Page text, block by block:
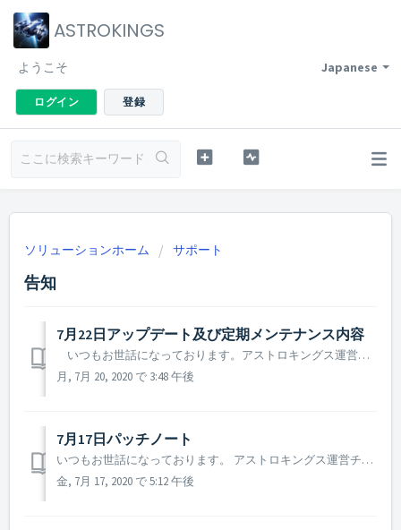
ASTROKINGS
Japanese
ようこそ
ログイン 登録
ソリューションホーム サポート
告知
7月22日アップデート及び定期メンテナンス内容
いつもお世話になっております。アストロキングス運営チームです。 7月22日に行われるアップデート及び定期メンテナンスの内容についてご案内致します。 ▶ 7月22日アップデート及び定期メンテナンス内容 - メンテナンス時間：2020年07月22日10 : 00 ~ 15 ...
月, 7月 20, 2020 で 3:48 午後
7月17日パッチノート
いつもお世話になっております。 アストロキングス運営チームです。 本日(7月17日)に行われたパッチについてご案内致します。 ▶️ 7月17日パッチノート - 特定の次元の亀裂のステージにおいて艦隊戦の進行内容と違った結果が現れていた現象の修正 次元の亀裂の問題によってゲームサ...
金, 7月 17, 2020 で 5:12 午後